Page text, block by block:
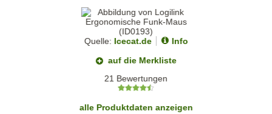
Quelle: Icecat.de
Info
auf die Merkliste
21 Bewertungen
alle Produktdaten anzeigen